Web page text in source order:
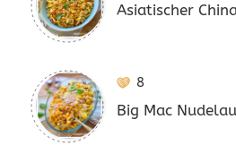
Asiatischer
8
Big Mac